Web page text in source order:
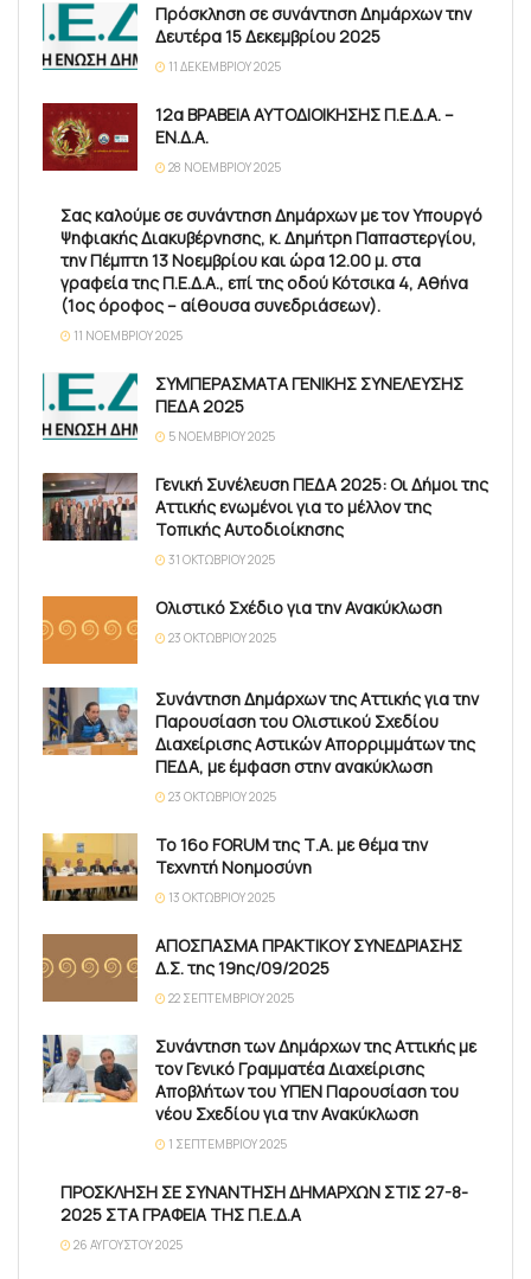
Πρόσκληση σε συνάντηση Δημάρχων την
Δευτέρα 15 Δεκεμβρίου 2025
11 ΔΕΚΕΜΒΡΊΟΥ 2025
12α ΒΡΑΒΕΙΑ ΑΥΤΟΔΙΟΙΚΗΣΗΣ Π.Ε.Δ.Α. –
ΕΝ.Δ.Α.
28 ΝΟΕΜΒΡΊΟΥ 2025
Σας καλούμε σε συνάντηση Δημάρχων με τον Υπουργό
Ψηφιακής Διακυβέρνησης, κ. Δημήτρη Παπαστεργίου,
την Πέμπτη 13 Νοεμβρίου και ώρα 12.00 μ. στα
γραφεία της Π.Ε.Δ.Α., επί της οδού Κότσικα 4, Αθήνα
(1ος όροφος – αίθουσα συνεδριάσεων).
11 ΝΟΕΜΒΡΊΟΥ 2025
ΣΥΜΠΕΡΑΣΜΑΤΑ ΓΕΝΙΚΗΣ ΣΥΝΕΛΕΥΣΗΣ
ΠΕΔΑ 2025
5 ΝΟΕΜΒΡΊΟΥ 2025
Γενική Συνέλευση ΠΕΔΑ 2025: Οι Δήμοι της
Αττικής ενωμένοι για το μέλλον της
Τοπικής Αυτοδιοίκησης
31 ΟΚΤΩΒΡΊΟΥ 2025
Ολιστικό Σχέδιο για την Ανακύκλωση
23 ΟΚΤΩΒΡΊΟΥ 2025
Συνάντηση Δημάρχων της Αττικής για την
Παρουσίαση του Ολιστικού Σχεδίου
Διαχείρισης Αστικών Απορριμμάτων της
ΠΕΔΑ, με έμφαση στην ανακύκλωση
23 ΟΚΤΩΒΡΊΟΥ 2025
Το 16ο FORUM της Τ.Α. με θέμα την
Τεχνητή Νοημοσύνη
13 ΟΚΤΩΒΡΊΟΥ 2025
ΑΠΟΣΠΑΣΜΑ ΠΡΑΚΤΙΚΟΥ ΣΥΝΕΔΡΙΑΣΗΣ
Δ.Σ. της 19ης/09/2025
22 ΣΕΠΤΕΜΒΡΊΟΥ 2025
Συνάντηση των Δημάρχων της Αττικής με
τον Γενικό Γραμματέα Διαχείρισης
Αποβλήτων του ΥΠΕΝ Παρουσίαση του
νέου Σχεδίου για την Ανακύκλωση
1 ΣΕΠΤΕΜΒΡΊΟΥ 2025
ΠΡΟΣΚΛΗΣΗ ΣΕ ΣΥΝΑΝΤΗΣΗ ΔΗΜΑΡΧΩΝ ΣΤΙΣ 27-8-
2025 ΣΤΑ ΓΡΑΦΕΙΑ ΤΗΣ Π.Ε.Δ.Α
26 ΑΥΓΟΎΣΤΟΥ 2025